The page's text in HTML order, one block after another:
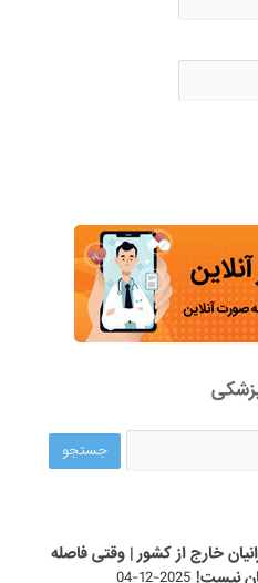
خارج از کشور | وقتی فاصله
نیست! 2025-12-04